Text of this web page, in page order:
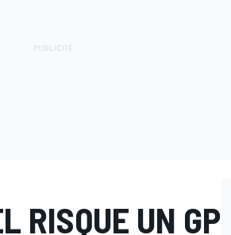
RISQUE UN GP